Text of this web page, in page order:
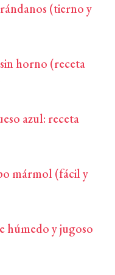
(tierno y
horno (receta
azul: receta
mármol (fácil y
húmedo y jugoso